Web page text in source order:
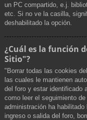
un PC compartido, e.j.
etc. Si no ve la casilla,
deshabilitado la opción.
¿Cuál es la función
Sitio"?
"Borrar todas las cookies
las cuales le mantienen
del foro y estar identificado
como leer el seguimiento
administración ha
ingreso o salida del foro,